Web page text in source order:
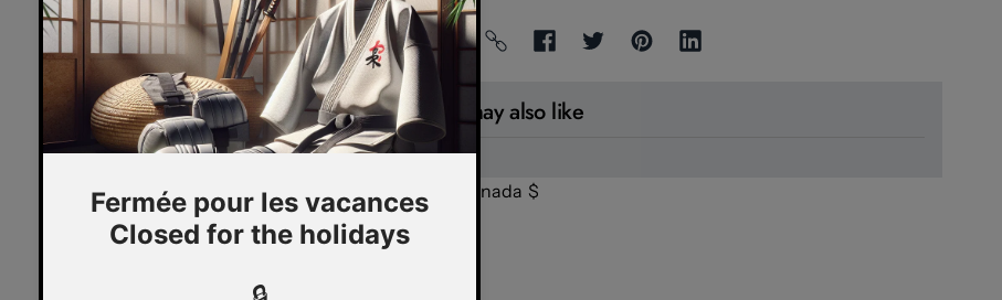
Partager
You may also like
Geolocation Button: Canada, $
Canada $